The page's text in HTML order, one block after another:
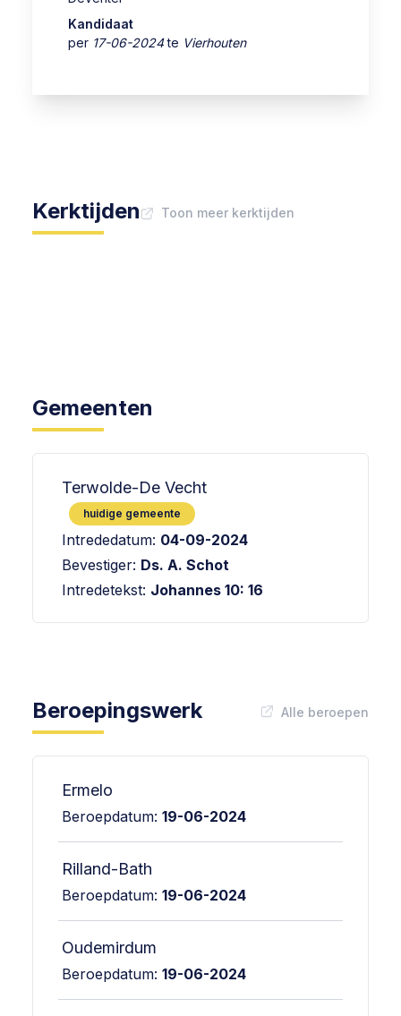
Kerktijden Toon meer kerktijden
Gemeenten
Terwolde-De Vecht
huidige gemeente
Intrededatum: 04-09-2024
Bevestiger: Ds. A. Schot
Intredetekst: Johannes 10: 16
Beroepingswerk Alle beroepen
Ermelo
Beroepdatum: 19-06-2024
Rilland-Bath
Beroepdatum: 19-06-2024
Oudemirdum
Beroepdatum: 19-06-2024
Kandidaat
per 17-06-2024te Vierhouten